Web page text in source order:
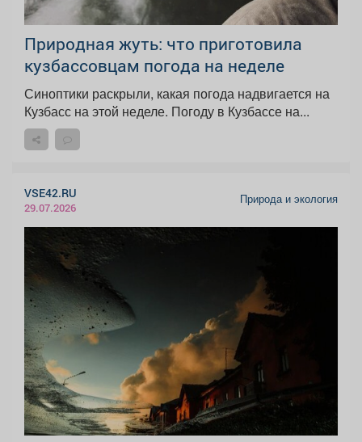
Природная жуть: что приготовила
кузбассовцам погода на неделе
Синоптики раскрыли, какая погода надвигается на
Кузбасс на этой неделе. Погоду в Кузбассе на...
VSE42.RU
29.07.2026
Природа и экология